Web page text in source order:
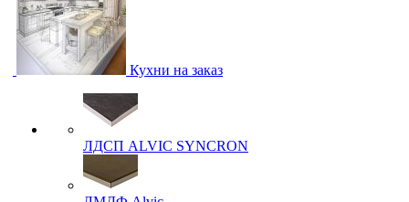
Кухни на заказ
ЛДСП ALVIC SYNCRON